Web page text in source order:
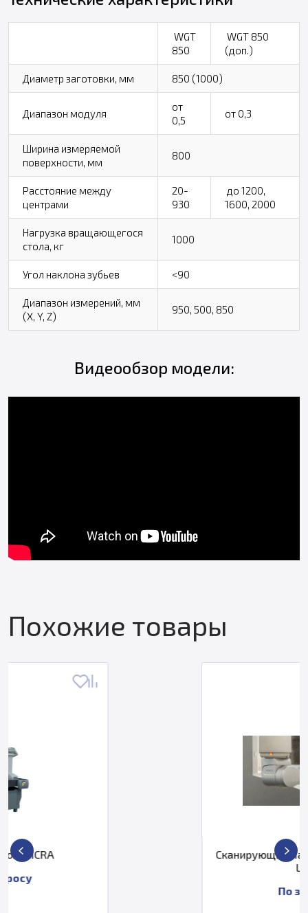
WGT
850
WGT 850
(доп.)
Диаметр заготовки, мм 850 (1000)
Диапазон модуля
от
0,5
от 0,3
Ширина измеряемой
поверхности, мм
800
Расстояние между
центрами
20-
930
до 1200,
1600, 2000
Нагрузка вращающегося
стола, кг
1000
Угол наклона зубьев <90
Диапазон измерений, мм
(X, Y, Z)
950, 500, 850
Видеообзор модели:
Похожие товары
Сканирующий лазерный датчик HP-